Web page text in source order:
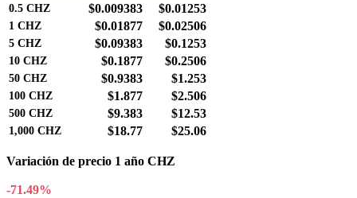
0.5 CHZ $0.009383 $0.01253
1 CHZ $0.01877 $0.02506
5 CHZ $0.09383 $0.1253
10 CHZ $0.1877 $0.2506
50 CHZ $0.9383 $1.253
100 CHZ $1.877 $2.506
500 CHZ $9.383 $12.53
1,000 CHZ $18.77 $25.06
Variación de precio 1 año CHZ
-71.49%